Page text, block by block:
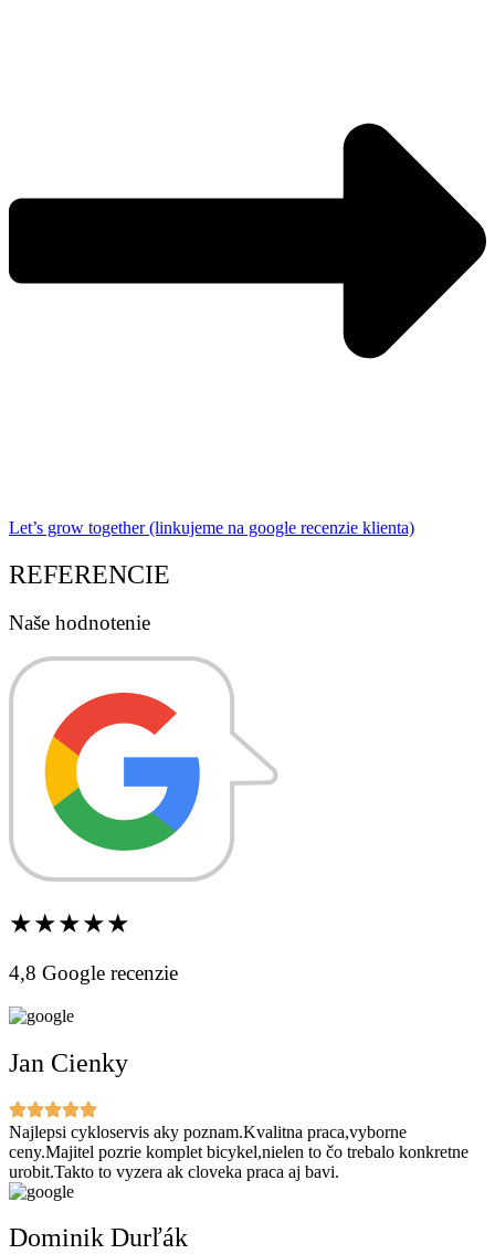
Let’s grow together (linkujeme na google recenzie klienta)
REFERENCIE
Naše hodnotenie
★★★★★
4,8 Google recenzie
Jan Cienky
Najlepsi cykloservis aky poznam.Kvalitna praca,vyborne
ceny.Majitel pozrie komplet bicykel,nielen to čo trebalo konkretne
urobit.Takto to vyzera ak cloveka praca aj bavi.
Dominik Durľák